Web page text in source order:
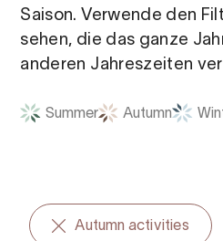
Saison. Verwende den
sehen, die das ganze
anderen Jahreszeiten
Summer Autumn
Autumn activities